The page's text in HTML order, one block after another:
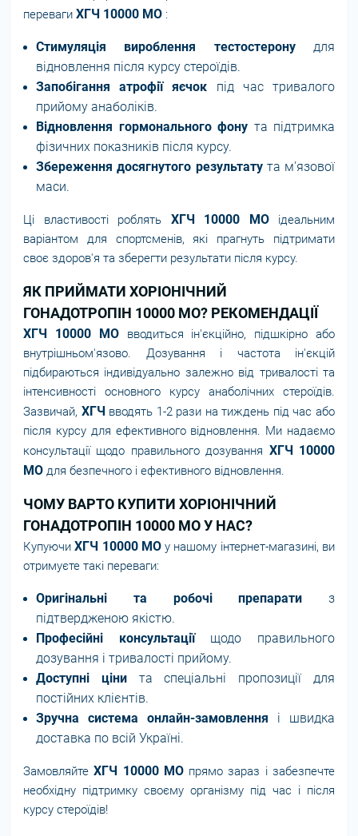
переваги ХГЧ 10000 МО :
Стимуляція вироблення тестостерону для
відновлення після курсу стероїдів.
Запобігання атрофії яєчок під час тривалого
прийому анаболіків.
Відновлення гормонального фону та підтримка
фізичних показників після курсу.
Збереження досягнутого результату та м'язової
маси.
Ці властивості роблять ХГЧ 10000 МО ідеальним
варіантом для спортсменів, які прагнуть підтримати
своє здоров'я та зберегти результати після курсу.
ЯК ПРИЙМАТИ ХОРІОНІЧНИЙ
ГОНАДОТРОПІН 10000 МО? РЕКОМЕНДАЦІЇ
ХГЧ 10000 МО
вводиться ін'єкційно, підшкірно або
внутрішньом'язово. Дозування і частота ін'єкцій
підбираються індивідуально залежно від тривалості та
інтенсивності основного курсу анаболічних стероїдів.
Зазвичай, ХГЧ вводять 1-2 рази на тиждень під час або
після курсу для ефективного відновлення. Ми надаємо
консультації щодо правильного дозування ХГЧ 10000
МО для безпечного і ефективного відновлення.
ЧОМУ ВАРТО КУПИТИ ХОРІОНІЧНИЙ
ГОНАДОТРОПІН 10000 МО У НАС?
КупуючиХГЧ 10000 МОу нашому інтернет-магазині, ви
отримуєте такі переваги:
Оригінальні та робочі препарати з
підтвердженою якістю.
Професійні консультації щодо правильного
дозування і тривалості прийому.
Доступні ціни та спеціальні пропозиції для
постійних клієнтів.
Зручна система онлайн-замовлення і швидка
доставка по всій Україні.
ЗамовляйтеХГЧ 10000 МО прямо зараз і забезпечте
необхідну підтримку своєму організму під час і після
курсу стероїдів!